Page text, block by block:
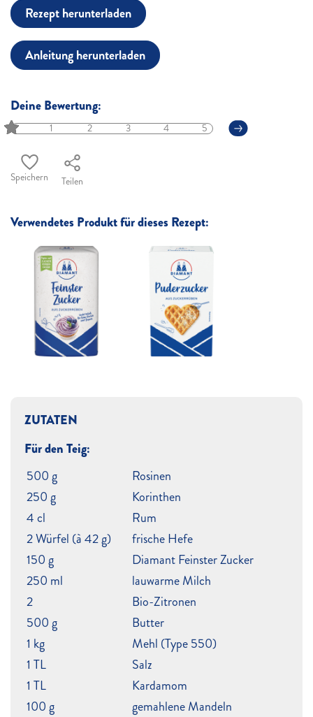
Rezept herunterladen
Anleitung herunterladen
Deine Bewertung:
1 2 3 4 5
Speichern Teilen
Verwendetes Produkt für dieses Rezept:
ZUTATEN
Für den Teig:
500 g
Rosinen
250 g
Korinthen
4 cl
Rum
2 Würfel (à 42 g)
frische Hefe
150 g
Diamant Feinster Zucker
250 ml
lauwarme Milch
2
Bio-Zitronen
500 g
Butter
1 kg
Mehl (Type 550)
1 TL
Salz
1 TL
Kardamom
100 g
gemahlene Mandeln